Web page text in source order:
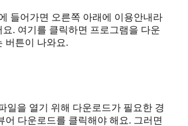
들어가면 오른쪽 아래에 이용안내라
요. 여기를 클릭하면 프로그램을 다운
버튼이 나와요.
일을 열기 위해 다운로드가 필요한 경
어 다운로드를 클릭해야 해요. 그러면